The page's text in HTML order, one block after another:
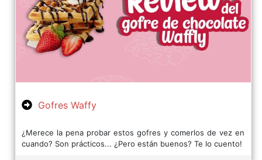
Gofres Waffy
¿Merece la pena probar estos gofres y comerlos de vez en
cuando? Son prácticos... ¿Pero están buenos? Te lo cuento!